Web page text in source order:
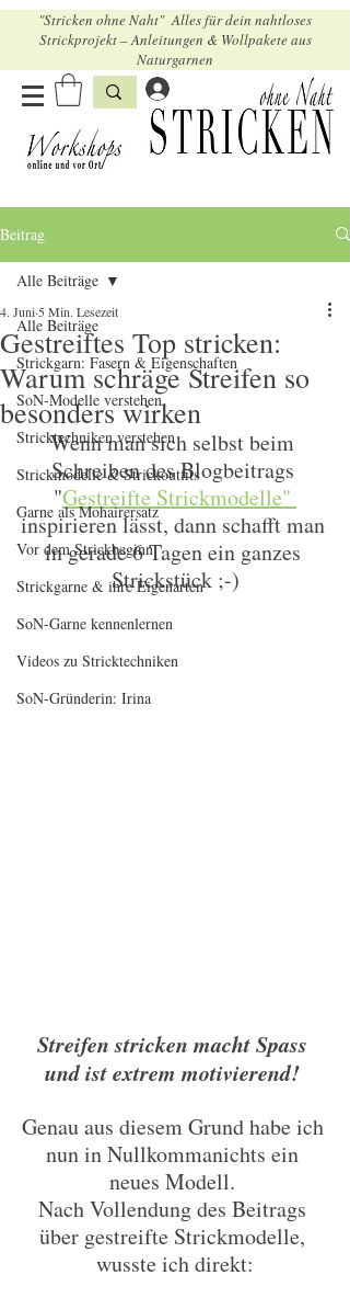
"Stricken ohne Naht" Alles für dein nahtloses
Strickprojekt – Anleitungen & Wollpakete aus
Naturgarnen
Beitrag
Alle Beiträge
Strickgarn: Fasern & Eigenschaften
SoN-Modelle verstehen
Stricktechniken verstehen
Strickmodelle & Strickoutfits
Garne als Mohairersatz
Vor dem Strickbeginn
Strickgarne & ihre Eigenarten
SoN-Garne kennenlernen
Videos zu Stricktechniken
SoN-Gründerin: Irina
Alle Beiträge
Gestreiftes Top stricken:
Warum schräge Streifen so
besonders wirken
4. Juni 5 Min. Lesezeit
Wenn man sich selbst beim
Schreiben des Blogbeitrags
"Gestreifte Strickmodelle"
inspirieren lässt, dann schafft man
in gerade 6 Tagen ein ganzes
Strickstück ;-)
Streifen stricken macht Spass
und ist extrem motivierend!
Genau aus diesem Grund habe ich
nun in Nullkommanichts ein
neues Modell.
Nach Vollendung des Beitrags
über gestreifte Strickmodelle,
wusste ich direkt: